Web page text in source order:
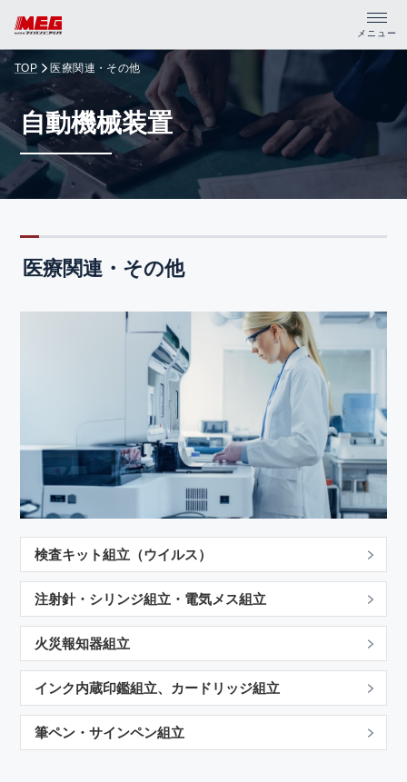
メニュー
トップ
製品・サポート
企業情報
資料請求
生産終了・後継機種
取扱店
お問合わせ Language
トピックス
プライバシーポリシー
TOP 医療関連・その他
自動機械装置
医療関連・その他
検査キット組立（ウイルス）
注射針・シリンジ組立・電気メス組立
火災報知器組立
インク内蔵印鑑組立、カードリッジ組立
筆ペン・サインペン組立